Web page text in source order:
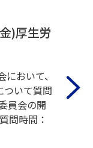
)厚生労
おいて、
ついて質問
会の開
問時間：